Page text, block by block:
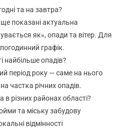
та на завтра?
показані актуальна
як», опади та вітер. Для
графік.
найбільше опадів?
період року — саме на нього
частка річних опадів.
в різних районах області?
та міську забудову
відмінності